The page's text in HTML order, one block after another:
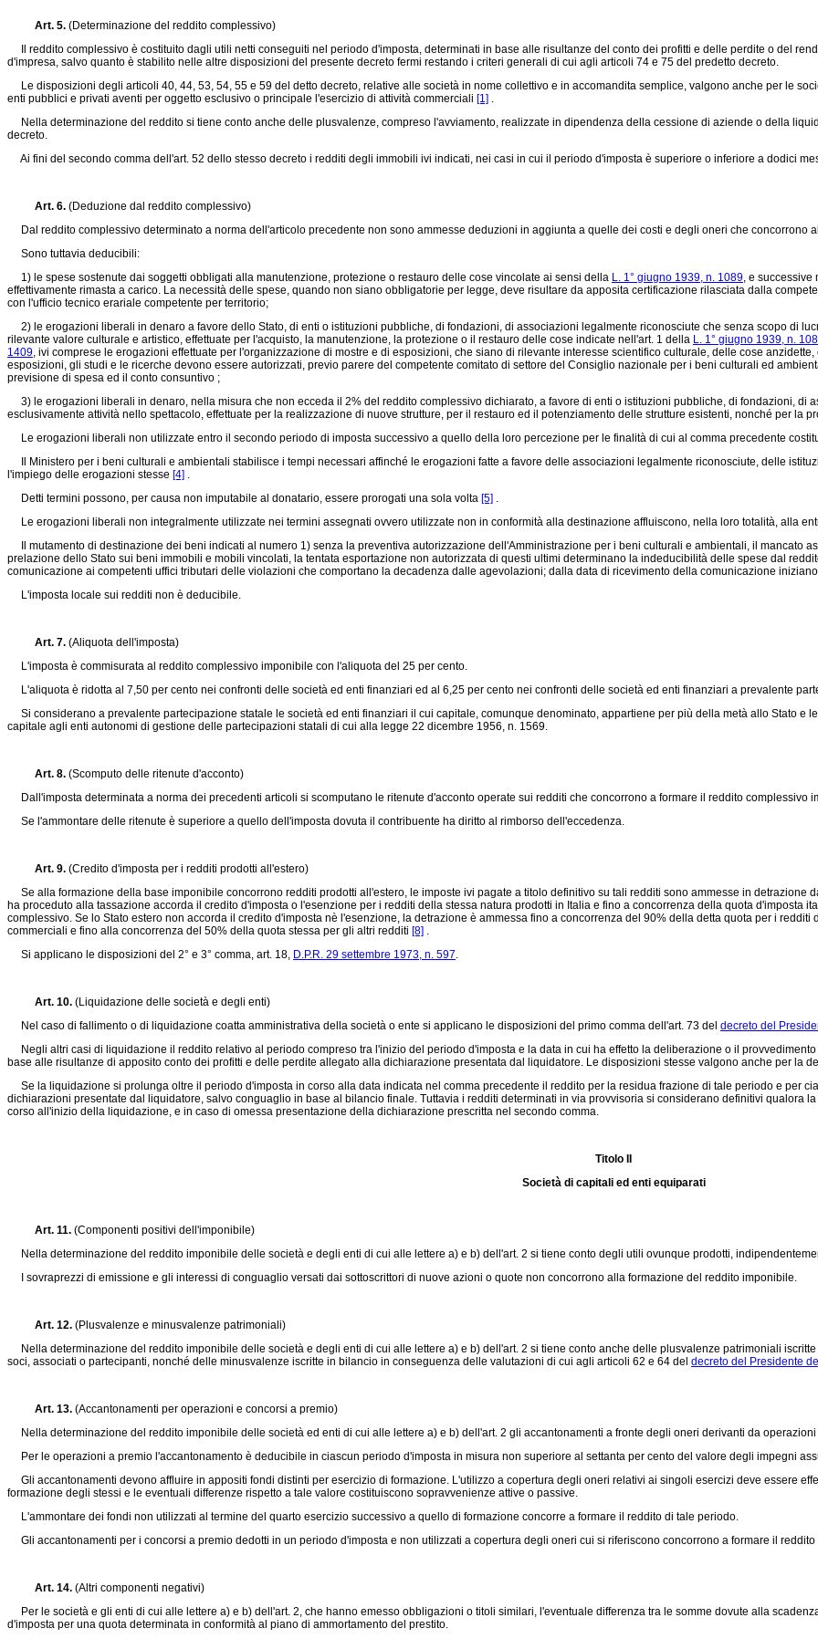
Art. 5. (Determinazione del reddito complessivo)
Il reddito complessivo è costituito dagli utili netti conseguiti nel periodo d'imposta, determinati in base alle risultanze del conto dei profitti e delle perdite o del
d'impresa, salvo quanto è stabilito nelle altre disposizioni del presente decreto fermi restando i criteri generali di cui agli articoli 74 e 75 del predetto decreto.
Le disposizioni degli articoli 40, 44, 53, 54, 55 e 59 del detto decreto, relative alle società in nome collettivo e in accomandita semplice, valgono anche per le
enti pubblici e privati aventi per oggetto esclusivo o principale l'esercizio di attività commerciali [1] .
Nella determinazione del reddito si tiene conto anche delle plusvalenze, compreso l'avviamento, realizzate in dipendenza della cessione di aziende o della
decreto.
Ai fini del secondo comma dell'art. 52 dello stesso decreto i redditi degli immobili ivi indicati, nei casi in cui il periodo d'imposta è superiore o inferiore a dodici
Art. 6. (Deduzione dal reddito complessivo)
Dal reddito complessivo determinato a norma dell'articolo precedente non sono ammesse deduzioni in aggiunta a quelle dei costi e degli oneri che concorrono
Sono tuttavia deducibili:
1) le spese sostenute dai soggetti obbligati alla manutenzione, protezione o restauro delle cose vincolate ai sensi della L. 1° giugno 1939, n. 1089, e successive
effettivamente rimasta a carico. La necessità delle spese, quando non siano obbligatorie per legge, deve risultare da apposita certificazione rilasciata dalla
con l'ufficio tecnico erariale competente per territorio;
2) le erogazioni liberali in denaro a favore dello Stato, di enti o istituzioni pubbliche, di fondazioni, di associazioni legalmente riconosciute che senza scopo di
rilevante valore culturale e artistico, effettuate per l'acquisto, la manutenzione, la protezione o il restauro delle cose indicate nell'art. 1 della L. 1° giugno 1939, n.
1409, ivi comprese le erogazioni effettuate per l'organizzazione di mostre e di esposizioni, che siano di rilevante interesse scientifico culturale, delle cose
esposizioni, gli studi e le ricerche devono essere autorizzati, previo parere del competente comitato di settore del Consiglio nazionale per i beni culturali ed
previsione di spesa ed il conto consuntivo ;
3) le erogazioni liberali in denaro, nella misura che non ecceda il 2% del reddito complessivo dichiarato, a favore di enti o istituzioni pubbliche, di fondazioni, di
esclusivamente attività nello spettacolo, effettuate per la realizzazione di nuove strutture, per il restauro ed il potenziamento delle strutture esistenti, nonché per la
Le erogazioni liberali non utilizzate entro il secondo periodo di imposta successivo a quello della loro percezione per le finalità di cui al comma precedente
Il Ministero per i beni culturali e ambientali stabilisce i tempi necessari affinché le erogazioni fatte a favore delle associazioni legalmente riconosciute, delle
l'impiego delle erogazioni stesse [4] .
Detti termini possono, per causa non imputabile al donatario, essere prorogati una sola volta [5] .
Le erogazioni liberali non integralmente utilizzate nei termini assegnati ovvero utilizzate non in conformità alla destinazione affluiscono, nella loro totalità, alla
Il mutamento di destinazione dei beni indicati al numero 1) senza la preventiva autorizzazione dell'Amministrazione per i beni culturali e ambientali, il mancato
prelazione dello Stato sui beni immobili e mobili vincolati, la tentata esportazione non autorizzata di questi ultimi determinano la indeducibilità delle spese dal
comunicazione ai competenti uffici tributari delle violazioni che comportano la decadenza dalle agevolazioni; dalla data di ricevimento della comunicazione
L'imposta locale sui redditi non è deducibile.
Art. 7. (Aliquota dell'imposta)
L'imposta è commisurata al reddito complessivo imponibile con l'aliquota del 25 per cento.
L'aliquota è ridotta al 7,50 per cento nei confronti delle società ed enti finanziari ed al 6,25 per cento nei confronti delle società ed enti finanziari a prevalente
Si considerano a prevalente partecipazione statale le società ed enti finanziari il cui capitale, comunque denominato, appartiene per più della metà allo Stato e
capitale agli enti autonomi di gestione delle partecipazioni statali di cui alla legge 22 dicembre 1956, n. 1569.
Art. 8. (Scomputo delle ritenute d'acconto)
Dall'imposta determinata a norma dei precedenti articoli si scomputano le ritenute d'acconto operate sui redditi che concorrono a formare il reddito complessivo
Se l'ammontare delle ritenute è superiore a quello dell'imposta dovuta il contribuente ha diritto al rimborso dell'eccedenza.
Art. 9. (Credito d'imposta per i redditi prodotti all'estero)
Se alla formazione della base imponibile concorrono redditi prodotti all'estero, le imposte ivi pagate a titolo definitivo su tali redditi sono ammesse in detrazione
ha proceduto alla tassazione accorda il credito d'imposta o l'esenzione per i redditi della stessa natura prodotti in Italia e fino a concorrenza della quota d'imposta
complessivo. Se lo Stato estero non accorda il credito d'imposta nè l'esenzione, la detrazione è ammessa fino a concorrenza del 90% della detta quota per i
commerciali e fino alla concorrenza del 50% della quota stessa per gli altri redditi [8] .
Si applicano le disposizioni del 2° e 3° comma, art. 18, D.P.R. 29 settembre 1973, n. 597.
Art. 10. (Liquidazione delle società e degli enti)
Nel caso di fallimento o di liquidazione coatta amministrativa della società o ente si applicano le disposizioni del primo comma dell'art. 73 del decreto del
Negli altri casi di liquidazione il reddito relativo al periodo compreso tra l'inizio del periodo d'imposta e la data in cui ha effetto la deliberazione o il
base alle risultanze di apposito conto dei profitti e delle perdite allegato alla dichiarazione presentata dal liquidatore. Le disposizioni stesse valgono anche per la
Se la liquidazione si prolunga oltre il periodo d'imposta in corso alla data indicata nel comma precedente il reddito per la residua frazione di tale periodo e per
dichiarazioni presentate dal liquidatore, salvo conguaglio in base al bilancio finale. Tuttavia i redditi determinati in via provvisoria si considerano definitivi qualora
corso all'inizio della liquidazione, e in caso di omessa presentazione della dichiarazione prescritta nel secondo comma.
Titolo II
Società di capitali ed enti equiparati
Art. 11. (Componenti positivi dell'imponibile)
Nella determinazione del reddito imponibile delle società e degli enti di cui alle lettere a) e b) dell'art. 2 si tiene conto degli utili ovunque prodotti,
I sovraprezzi di emissione e gli interessi di conguaglio versati dai sottoscrittori di nuove azioni o quote non concorrono alla formazione del reddito imponibile.
Art. 12. (Plusvalenze e minusvalenze patrimoniali)
Nella determinazione del reddito imponibile delle società e degli enti di cui alle lettere a) e b) dell'art. 2 si tiene conto anche delle plusvalenze patrimoniali
soci, associati o partecipanti, nonché delle minusvalenze iscritte in bilancio in conseguenza delle valutazioni di cui agli articoli 62 e 64 del decreto del Presidente
Art. 13. (Accantonamenti per operazioni e concorsi a premio)
Nella determinazione del reddito imponibile delle società ed enti di cui alle lettere a) e b) dell'art. 2 gli accantonamenti a fronte degli oneri derivanti da
Per le operazioni a premio l'accantonamento è deducibile in ciascun periodo d'imposta in misura non superiore al settanta per cento del valore degli impegni
Gli accantonamenti devono affluire in appositi fondi distinti per esercizio di formazione. L'utilizzo a copertura degli oneri relativi ai singoli esercizi deve essere
formazione degli stessi e le eventuali differenze rispetto a tale valore costituiscono sopravvenienze attive o passive.
L'ammontare dei fondi non utilizzati al termine del quarto esercizio successivo a quello di formazione concorre a formare il reddito di tale periodo.
Gli accantonamenti per i concorsi a premio dedotti in un periodo d'imposta e non utilizzati a copertura degli oneri cui si riferiscono concorrono a formare il
Art. 14. (Altri componenti negativi)
Per le società e gli enti di cui alle lettere a) e b) dell'art. 2, che hanno emesso obbligazioni o titoli similari, l'eventuale differenza tra le somme dovute alla
d'imposta per una quota determinata in conformità al piano di ammortamento del prestito.